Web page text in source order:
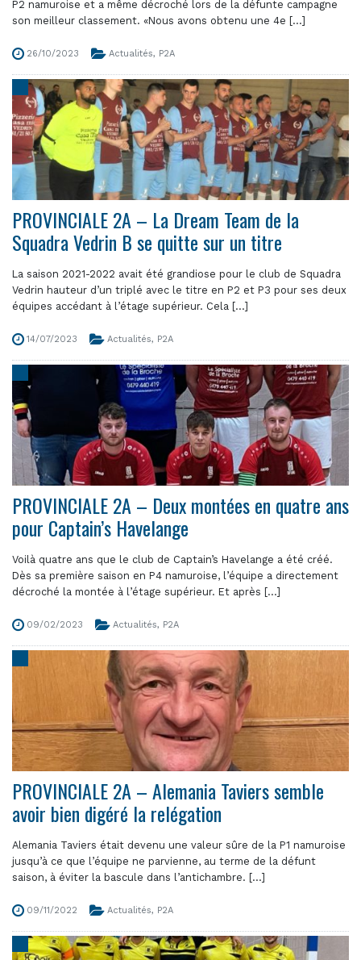
P2 namuroise et a même décroché lors de la défunte campagne
son meilleur classement. «Nous avons obtenu une 4e [...]
26/10/2023 Actualités, P2A
PROVINCIALE 2A – La Dream Team de la
Squadra Vedrin B se quitte sur un titre
La saison 2021-2022 avait été grandiose pour le club de Squadra
Vedrin hauteur d’un triplé avec le titre en P2 et P3 pour ses deux
équipes accédant à l’étage supérieur. Cela [...]
14/07/2023 Actualités, P2A
PROVINCIALE 2A – Deux montées en quatre ans
pour Captain’s Havelange
Voilà quatre ans que le club de Captain’s Havelange a été créé.
Dès sa première saison en P4 namuroise, l’équipe a directement
décroché la montée à l’étage supérieur. Et après [...]
09/02/2023 Actualités, P2A
PROVINCIALE 2A – Alemania Taviers semble
avoir bien digéré la relégation
Alemania Taviers était devenu une valeur sûre de la P1 namuroise
jusqu’à ce que l’équipe ne parvienne, au terme de la défunt
saison, à éviter la bascule dans l’antichambre. [...]
09/11/2022 Actualités, P2A